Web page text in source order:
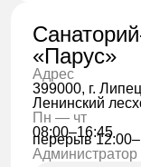
«Парус»
Адрес
399000, г.
Ленинский
Пн — чт
08:00–16:45
перерыв
Администратор